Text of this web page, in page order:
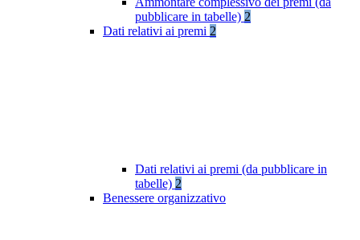
pubblicare in tabelle) 2
Dati relativi ai premi 2
Dati relativi ai premi (da pubblicare in
tabelle) 2
Benessere organizzativo